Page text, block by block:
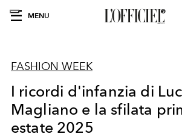
MENU
FASHION WEEK
I ricordi d'infanzia di
Magliano e la sfilata
estate 2025